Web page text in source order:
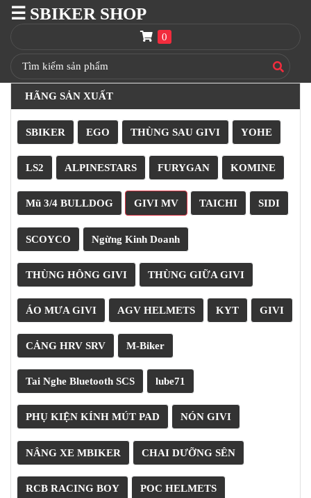
☰ SBIKER SHOP
0
SBIKER
TRANG
CHỦ
THÙNG
GIVI
BAGA
HRX
NÓN
BẢO
HIỂM
FULLFACE
NÂNG
XE
MOTO
PKL
ĐỒ
CHƠI
PG1
PHỤ
KIỆN
YAMAHA
PG-
1
CẢNG
GIVI
ZR
HÃNG SẢN XUẤT
SBIKER EGO THÙNG SAU GIVI YOHE
LS2 ALPINESTARS FURYGAN KOMINE
Mũ 3/4 BULLDOG GIVI MV TAICHI SIDI
SCOYCO Ngừng Kinh Doanh
THÙNG HÔNG GIVI THÙNG GIỮA GIVI
ÁO MƯA GIVI AGV HELMETS KYT GIVI
CẢNG HRV SRV M-Biker
Tai Nghe Bluetooth SCS lube71
PHỤ KIỆN KÍNH MÚT PAD NÓN GIVI
NÂNG XE MBIKER CHAI DƯỠNG SÊN
RCB RACING BOY POC HELMETS